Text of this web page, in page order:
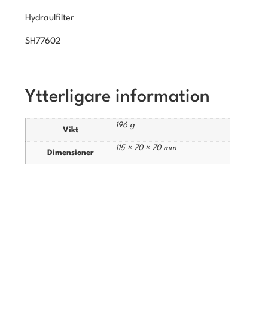
Hydraulfilter
SH77602
Ytterligare information
Vikt
196 g
Dimensioner
115 × 70 × 70 mm